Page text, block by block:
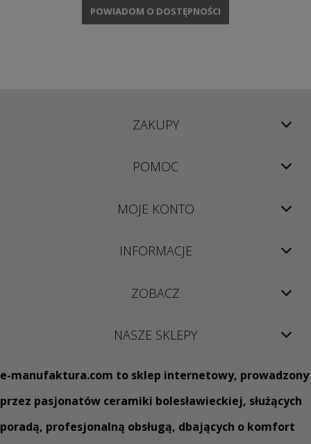
POWIADOM O DOSTĘPNOŚCI
ZAKUPY
POMOC
MOJE KONTO
INFORMACJE
ZOBACZ
NASZE SKLEPY
e-manufaktura.com to sklep internetowy, prowadzony
przez pasjonatów ceramiki bolesławieckiej, służących
poradą, profesjonalną obsługą, dbających o komfort